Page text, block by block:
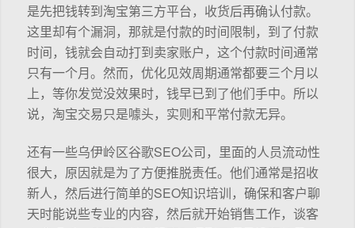
是先把钱转到淘宝第三方平台，收货后再确认付款。
这里却有个漏洞，那就是付款的时间限制，到了付款
时间，钱就会自动打到卖家账户，这个付款时间通常
只有一个月。然而，优化见效周期通常都要三个月以
上，等你发觉没效果时，钱早已到了他们手中。所以
说，淘宝交易只是噱头，实则和平常付款无异。
还有一些乌伊岭区谷歌SEO公司，里面的人员流动性
很大，原因就是为了方便推脱责任。他们通常是招收
新人，然后进行简单的SEO知识培训，确保和客户聊
天时能说些专业的内容，然后就开始销售工作，谈客